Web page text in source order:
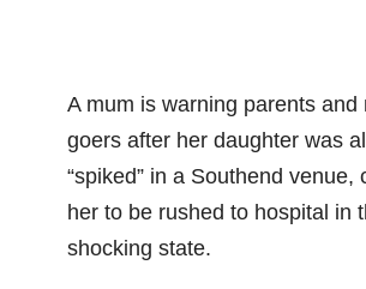
A mum is warning parents and
goers after her daughter was
“spiked” in a Southend venue,
her to be rushed to hospital in
shocking state.